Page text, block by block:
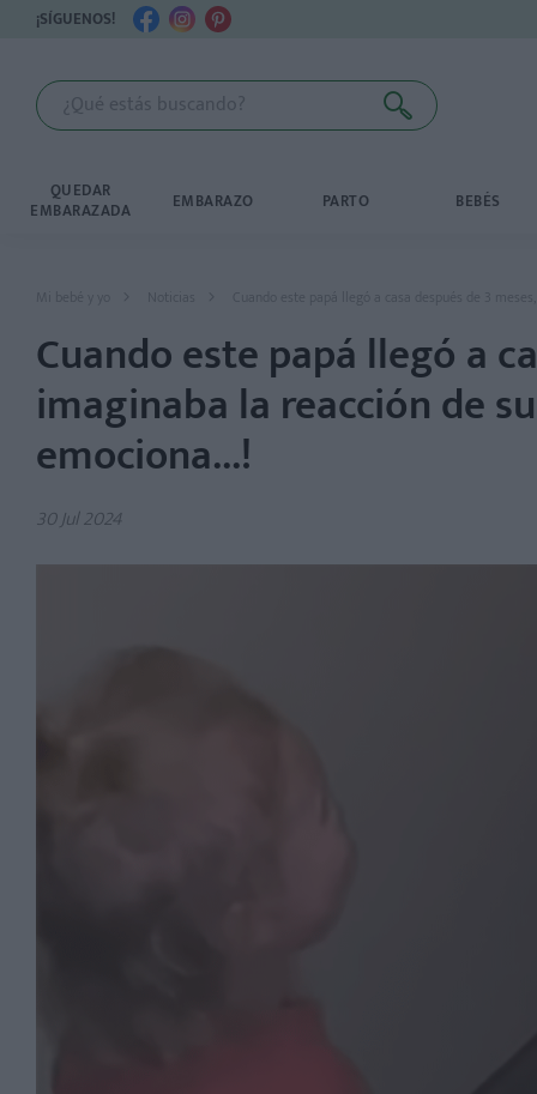
¡SÍGUENOS!
QUEDAR
EMBARAZADA EMBARAZO PARTO BEBÉS
Mi bebé y yo Noticias Cuando este papá llegó a casa después de 3
Cuando este papá llegó a
imaginaba la reacción de
emociona...!
30 Jul 2024